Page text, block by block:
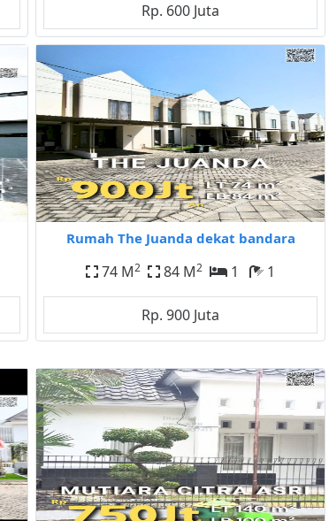
Rp. 600 Juta
Rumah The Juanda dekat bandara
74 M2 84 M2 1 1
Rp. 900 Juta